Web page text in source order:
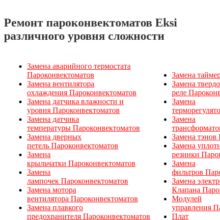
Ремонт пароконвектоматов Eksi
различного уровня сложности
Замена аварийного термостата
Пароконвектоматов
Замена вентилятора
охлаждения Пароконвектоматов
Замена датчика влажности и
уровня Пароконвектоматов
Замена датчика
температуры Пароконвектоматов
Замена дверных
петель Пароконвектоматов
Замена
крыльчатки Пароконвектоматов
Замена
лампочек Пароконвектоматов
Замена мотора
вентилятора Пароконвектоматов
Замена плавкого
предохранителя Пароконвектоматов
Замена
Замена
реле
Замена
Замена
Замена тэнов
Замена
резинки
Замена
фильтров
Замена
Клапана
Модулей
управления
Плат